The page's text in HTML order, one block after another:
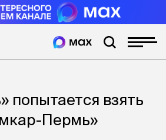
попытается взять
Пермь»